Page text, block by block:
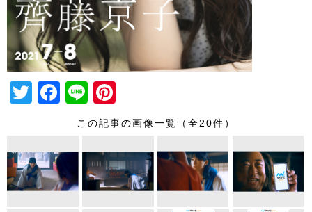
T
er
F
e
b
Li
n
nt
e
st
この記事の画像一覧（全20件）